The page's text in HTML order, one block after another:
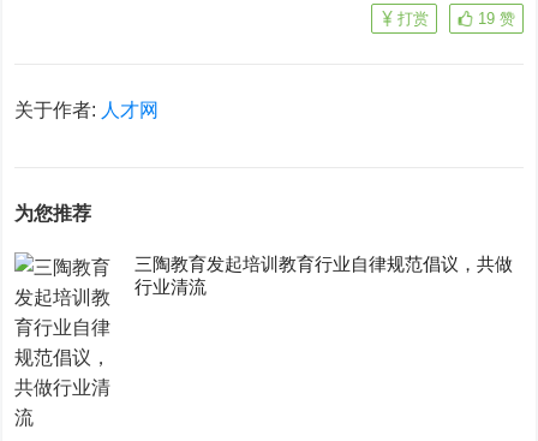
19 赞
打赏
关于作者: 人才网
为您推荐
三陶教育发起培训教育行业自律规范倡议，共做
行业清流